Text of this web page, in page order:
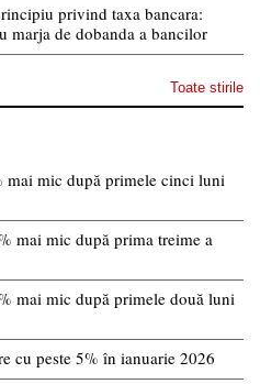
privind taxa bancara:
marja de dobanda a bancilor
Toate stirile
mic după primele cinci luni
mai mic după prima treime a
mai mic după primele două luni
cu peste 5% în ianuarie 2026